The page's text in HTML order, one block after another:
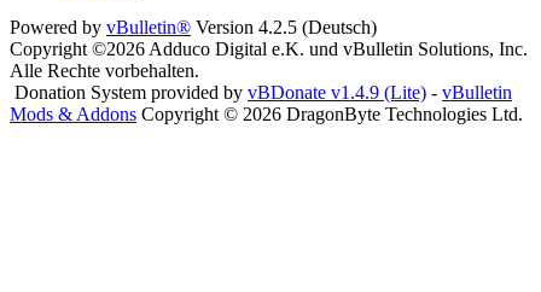
Powered by vBulletin® Version 4.2.5 (Deutsch)
Copyright ©2026 Adduco Digital e.K. und vBulletin Solutions, Inc.
Alle Rechte vorbehalten.
Donation System provided by vBDonate v1.4.9 (Lite) - vBulletin
Mods & Addons Copyright © 2026 DragonByte Technologies Ltd.